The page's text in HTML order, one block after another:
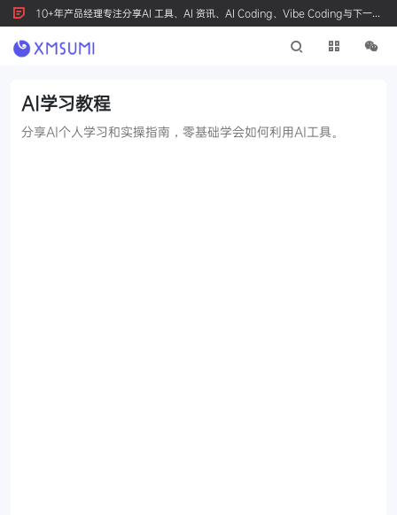
10+年产品经理专注分享AI 工具、AI 资讯、AI Coding、Vibe Coding与下一代
产品创新，按 Ctrl+D 收藏我们
AI学习教程
分享AI个人学习和实操指南，零基础学会如何利用AI工具。